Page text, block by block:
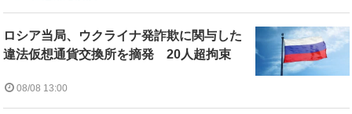
ロシア当局、ウクライナ発詐欺に関与した
違法仮想通貨交換所を摘発 20人超拘束
08/08 13:00